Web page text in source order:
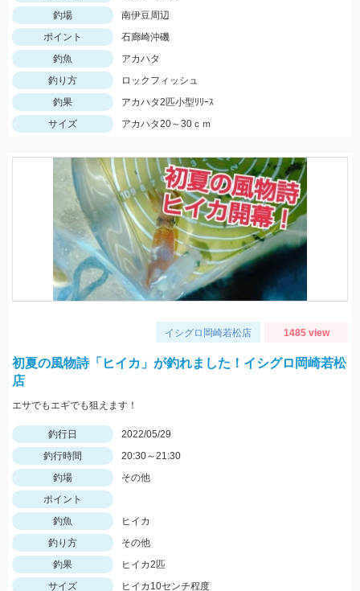
釣場
南伊豆周辺
ポイント
石廊崎沖磯
釣魚
アカハタ
釣り方
ロックフィッシュ
釣果
アカハタ2匹小型ﾘﾘｰｽ
サイズ
アカハタ20～30ｃｍ
イシグロ岡崎若松店 1485 view
初夏の風物詩「ヒイカ」が釣れました！イシグロ岡崎若松
店
エサでもエギでも狙えます！
釣行日
2022/05/29
釣行時間
20:30～21:30
釣場
その他
ポイント
釣魚
ヒイカ
釣り方
その他
釣果
ヒイカ2匹
サイズ
ヒイカ10センチ程度